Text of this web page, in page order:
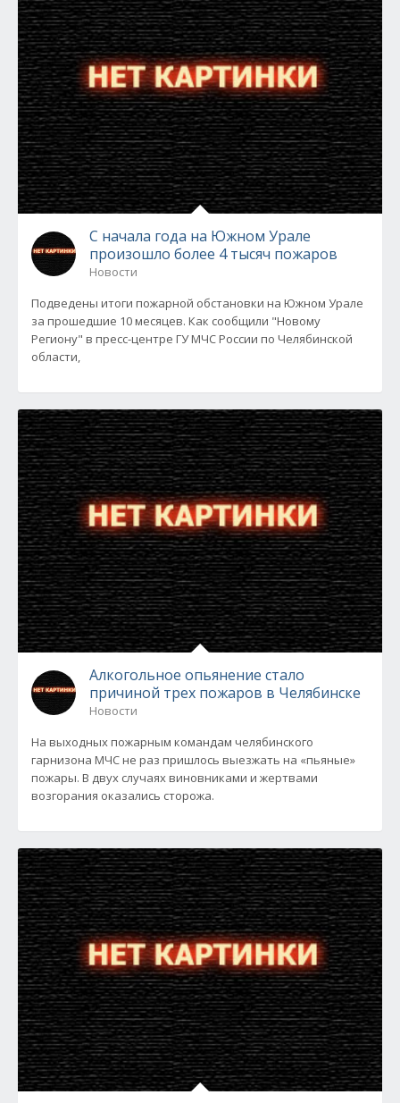
С начала года на Южном Урале
произошло более 4 тысяч пожаров
Новости
Подведены итоги пожарной обстановки на Южном Урале
за прошедшие 10 месяцев. Как сообщили "Новому
Региону" в пресс-центре ГУ МЧС России по Челябинской
области,
Алкогольное опьянение стало
причиной трех пожаров в Челябинске
Новости
На выходных пожарным командам челябинского
гарнизона МЧС не раз пришлось выезжать на «пьяные»
пожары. В двух случаях виновниками и жертвами
возгорания оказались сторожа.